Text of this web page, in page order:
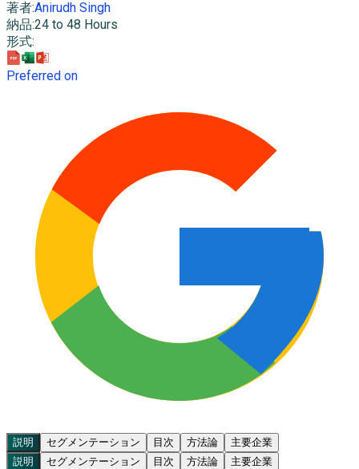
著者:Anirudh Singh
納品:24 to 48 Hours
形式:
Preferred on
説明 セグメンテーション 目次 方法論
主要企業
説明
セグメンテーション 目次 方法論
主要企業